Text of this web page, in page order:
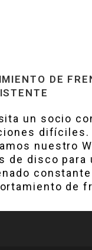
DE
un socio
difíciles.
nuestro
de disco para
de